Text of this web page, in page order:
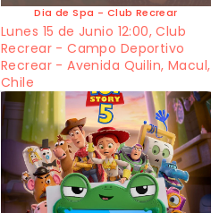
Dia de Spa - Club Recrear
Lunes 15 de Junio 12:00, Club
Recrear - Campo Deportivo
Recrear - Avenida Quilin, Macul,
Chile